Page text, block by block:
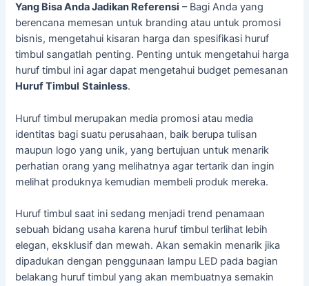
Yang Bisa Anda Jadikan Referensi – Bagi Anda yang
berencana memesan untuk branding atau untuk promosi
bisnis, mengetahui kisaran harga dan spesifikasi huruf
timbul sangatlah penting. Penting untuk mengetahui harga
huruf timbul ini agar dapat mengetahui budget pemesanan
Huruf Timbul Stainless.
Huruf timbul merupakan media promosi atau media
identitas bagi suatu perusahaan, baik berupa tulisan
maupun logo yang unik, yang bertujuan untuk menarik
perhatian orang yang melihatnya agar tertarik dan ingin
melihat produknya kemudian membeli produk mereka.
Huruf timbul saat ini sedang menjadi trend penamaan
sebuah bidang usaha karena huruf timbul terlihat lebih
elegan, eksklusif dan mewah. Akan semakin menarik jika
dipadukan dengan penggunaan lampu LED pada bagian
belakang huruf timbul yang akan membuatnya semakin